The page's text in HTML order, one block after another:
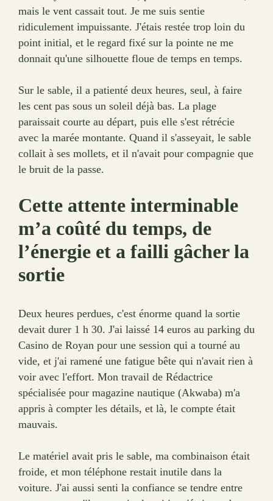
mais le vent cassait tout. Je me suis sentie
ridiculement impuissante. J'étais restée trop loin du
point initial, et le regard fixé sur la pointe ne me
donnait qu'une silhouette floue de temps en temps.
Sur le sable, il a patienté deux heures, seul, à faire
les cent pas sous un soleil déjà bas. La plage
paraissait courte au départ, puis elle s'est rétrécie
avec la marée montante. Quand il s'asseyait, le sable
collait à ses mollets, et il n'avait pour compagnie que
le bruit de la passe.
Cette attente interminable
m’a coûté du temps, de
l’énergie et a failli gâcher la
sortie
Deux heures perdues, c'est énorme quand la sortie
devait durer 1 h 30. J'ai laissé 14 euros au parking du
Casino de Royan pour une session qui a tourné au
vide, et j'ai ramené une fatigue bête qui n'avait rien à
voir avec l'effort. Mon travail de Rédactrice
spécialisée pour magazine nautique (Akwaba) m'a
appris à compter les détails, et là, le compte était
mauvais.
Le matériel avait pris le sable, ma combinaison était
froide, et mon téléphone restait inutile dans la
voiture. J'ai aussi senti la confiance se tendre entre